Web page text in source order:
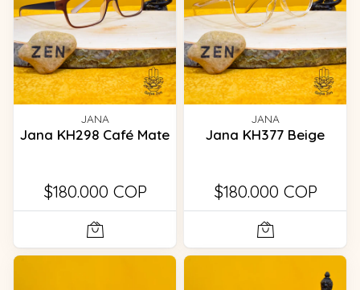
JANA
Jana KH298 Café Mate
$180.000 COP
JANA
Jana KH377 Beige
$180.000 COP